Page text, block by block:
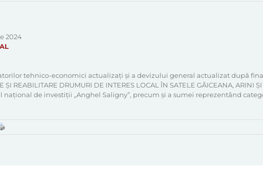
2024
tehnico-economici actualizați și a devizului general actualizat după
ŞI REABILITARE DRUMURI DE INTERES LOCAL ÎN SATELE GĂICEANA, ARINI
de investiții „Anghel Saligny”, precum și a sumei reprezentând